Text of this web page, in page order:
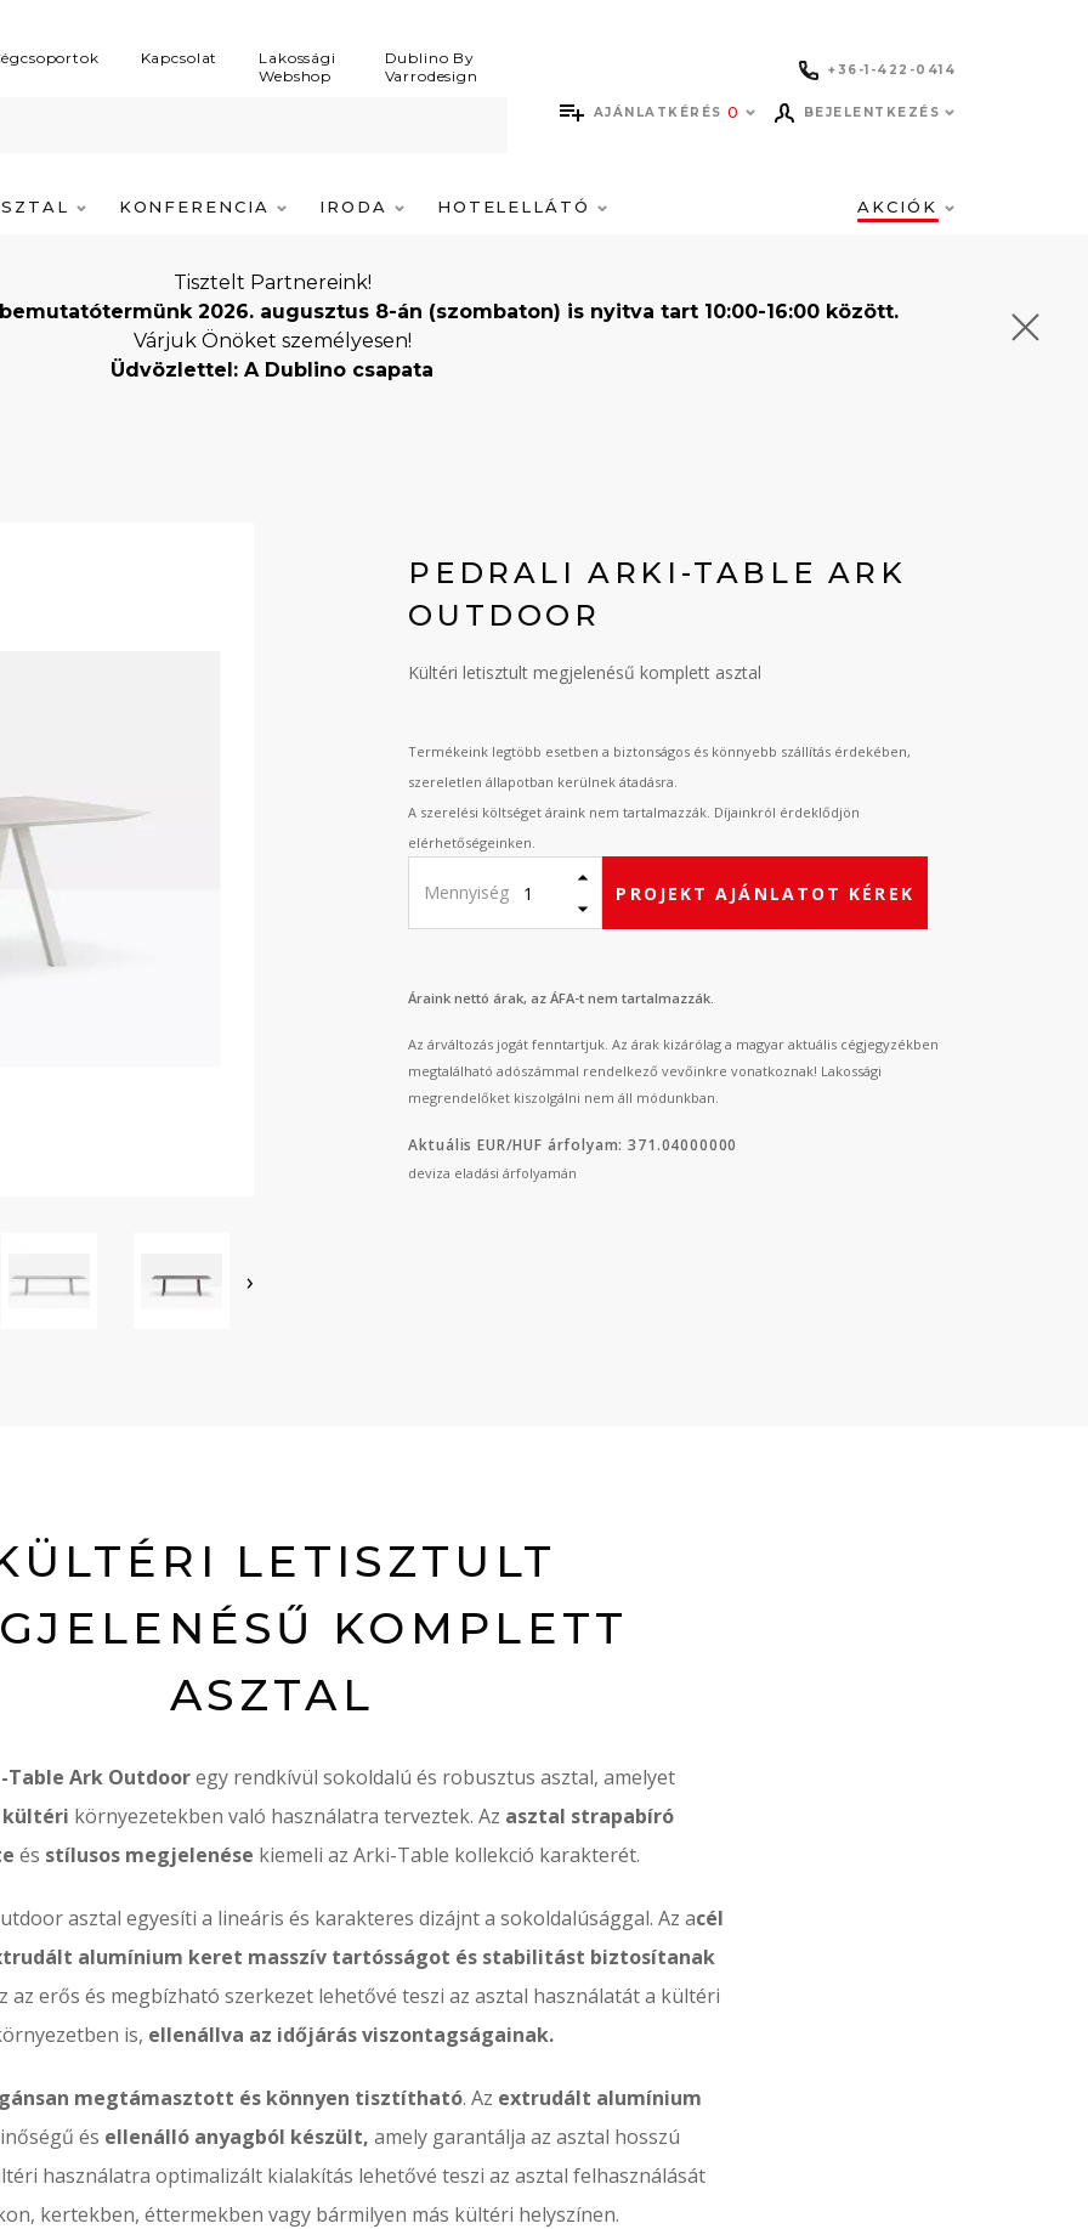
Kapcsolat
Lakossági
Webshop
Dublino By
Varrodesign
+36-1-422-0414
AJÁNLATKÉRÉS 0 BEJELENTKEZÉS
KONFERENCIA IRODA HOTELELLÁTÓ AKCIÓK
Tisztelt Partnereink!
2026. augusztus 8-án (szombaton) is nyitva tart 10:00-16:00 között.
Várjuk Önöket személyesen!
Üdvözlettel: A Dublino csapata
›
PEDRALI ARKI-TABLE ARK
OUTDOOR
Kültéri letisztult megjelenésű komplett asztal
Termékeink legtöbb esetben a biztonságos és könnyebb szállítás érdekében,
szereletlen állapotban kerülnek átadásra.
A szerelési költséget áraink nem tartalmazzák. Díjainkról érdeklődjön
elérhetőségeinken.
Mennyiség PROJEKT AJÁNLATOT KÉREK
Áraink nettó árak, az ÁFA-t nem tartalmazzák.
Az árváltozás jogát fenntartjuk. Az árak kizárólag a magyar aktuális cégjegyzékben
megtalálható adószámmal rendelkező vevőinkre vonatkoznak! Lakossági
megrendelőket kiszolgálni nem áll módunkban.
Aktuális EUR/HUF árfolyam: 371.04000000
deviza eladási árfolyamán
LETISZTULT
KOMPLETT
ASZTAL
Table Ark Outdooregy rendkívül sokoldalú és robusztus asztal, amelyet
környezetekben való használatra terveztek. Az asztal strapabíró
és stílusos megjelenése kiemeli az Arki-Table kollekció karakterét.
asztal egyesíti a lineáris és karakteres dizájnt a sokoldalúsággal. Az acél
alumínium keret masszív tartósságot és stabilitást biztosítanak
az erős és megbízható szerkezet lehetővé teszi az asztal használatát a kültéri
is, ellenállva az időjárás viszontagságainak.
megtámasztott és könnyen tisztítható. Az extrudált alumínium
és ellenálló anyagból készült, amely garantálja az asztal hosszú
használatra optimalizált kialakítás lehetővé teszi az asztal felhasználását
kertekben, éttermekben vagy bármilyen más kültéri helyszínen.